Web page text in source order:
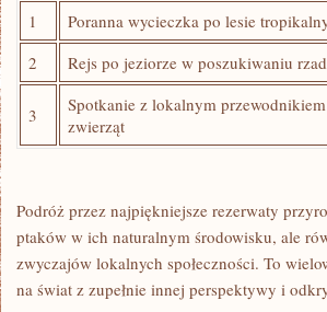
1
Poranna wycieczka po lesie
2
Rejs po jeziorze w poszukiwaniu
3
Spotkanie z lokalnym
zwierząt
Podróż przez najpiękniejsze rezerwaty
ptaków w ich naturalnym środowisku, ale
zwyczajów lokalnych⁤ społeczności. To
na ‍świat z zupełnie innej perspektywy i